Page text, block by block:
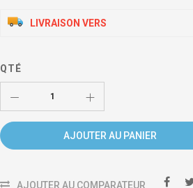
LIVRAISON VERS
QTÉ
AJOUTER AU PANIER
AJOUTER AU COMPARATEUR